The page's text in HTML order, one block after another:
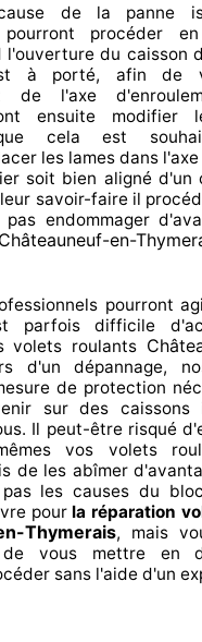
de la panne
pourront procéder
l'ouverture du caisson
à porté, afin de
de l'axe
ensuite modifier
cela est
les lames dans
soit bien aligné d'un
savoir-faireil
endommager
Châteauneuf-en-
pourront
parfois difficile
volets roulants
d'un dépannage,
de protection
sur des caissons
Il peut-être risqué
vos volets
de les abîmer
les causes du
pour la réparation
Thymerais, mais
de vous mettre en
sans l'aide d'un